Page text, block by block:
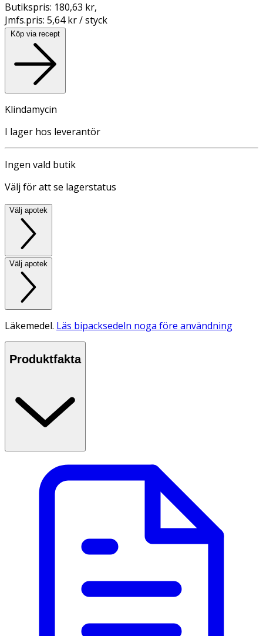
Butikspris: 180,63 kr,
Jmfs.pris: 5,64 kr / styck
Köp via recept
Klindamycin
I lager hos leverantör
Ingen vald butik
Välj för att se lagerstatus
Välj apotek
Välj apotek
Läkemedel. Läs bipacksedeln noga före användning
Produktfakta